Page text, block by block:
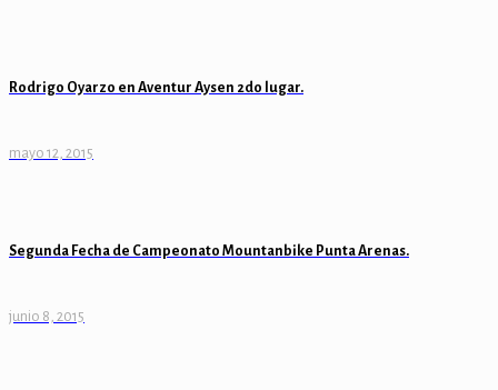
Rodrigo Oyarzo en Aventur Aysen 2do lugar.
mayo 12, 2015
Segunda Fecha de Campeonato Mountanbike Punta Arenas.
junio 8, 2015